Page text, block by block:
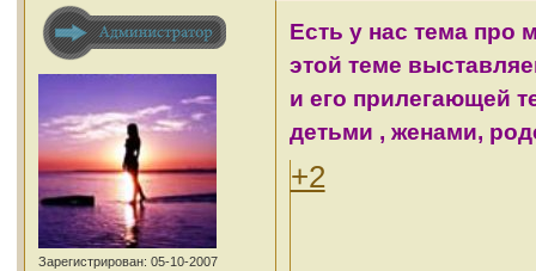
Зарегистрирован: 05-10-2007
Есть у нас тема про
этой теме
и его прилегающей
детьми , женами,
+2